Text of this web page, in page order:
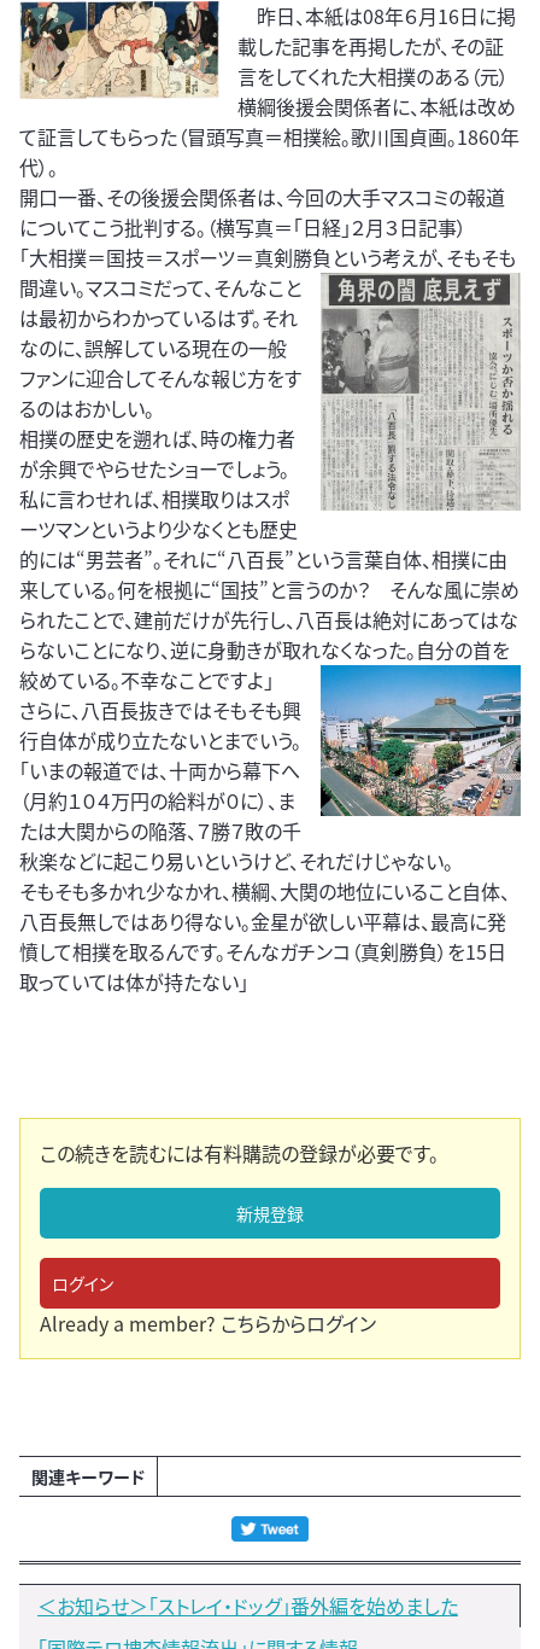
昨日、本紙は08年６月16日に掲
載した記事を再掲したが、その証
言をしてくれた大相撲のある（元）
横綱後援会関係者に、本紙は改め
て証言してもらった（冒頭写真＝相撲絵。歌川国貞画。1860年
代）。
開口一番、その後援会関係者は、今回の大手マスコミの報道
についてこう批判する。（横写真＝「日経」２月３日記事）
「大相撲＝国技＝スポーツ＝真剣勝負という考えが、そもそも
間違い。マスコミだって、そんなこと
は最初からわかっているはず。それ
なのに、誤解している現在の一般
ファンに迎合してそんな報じ方をす
るのはおかしい。
相撲の歴史を遡れば、時の権力者
が余興でやらせたショーでしょう。
私に言わせれば、相撲取りはスポ
ーツマンというより少なくとも歴史
的には“男芸者”。それに“八百長”という言葉自体、相撲に由
来している。何を根拠に“国技”と言うのか？ そんな風に崇め
られたことで、建前だけが先行し、八百長は絶対にあってはな
らないことになり、逆に身動きが取れなくなった。自分の首を
絞めている。不幸なことですよ」
さらに、八百長抜きではそもそも興
行自体が成り立たないとまでいう。
「いまの報道では、十両から幕下へ
（月約１０４万円の給料が０に）、ま
たは大関からの陥落、７勝７敗の千
秋楽などに起こり易いというけど、それだけじゃない。
そもそも多かれ少なかれ、横綱、大関の地位にいること自体、
八百長無しではあり得ない。金星が欲しい平幕は、最高に発
憤して相撲を取るんです。そんなガチンコ（真剣勝負）を15日
取っていては体が持たない」
この続きを読むには有料購読の登録が必要です。
新規登録
ログイン
Already a member? こちらからログイン
関連キーワード
＜お知らせ＞「ストレイ・ドッグ」番外編を始めました